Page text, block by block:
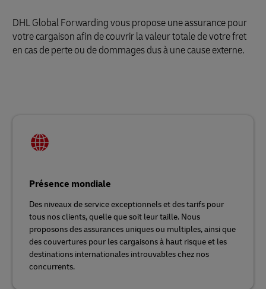
DHL Global Forwarding vous propose une assurance pour
votre cargaison afin de couvrir la valeur totale de votre fret
en cas de perte ou de dommages dus à une cause externe.
Présence mondiale
Des niveaux de service exceptionnels et des tarifs pour
tous nos clients, quelle que soit leur taille. Nous
proposons des assurances uniques ou multiples, ainsi que
des couvertures pour les cargaisons à haut risque et les
destinations internationales introuvables chez nos
concurrents.